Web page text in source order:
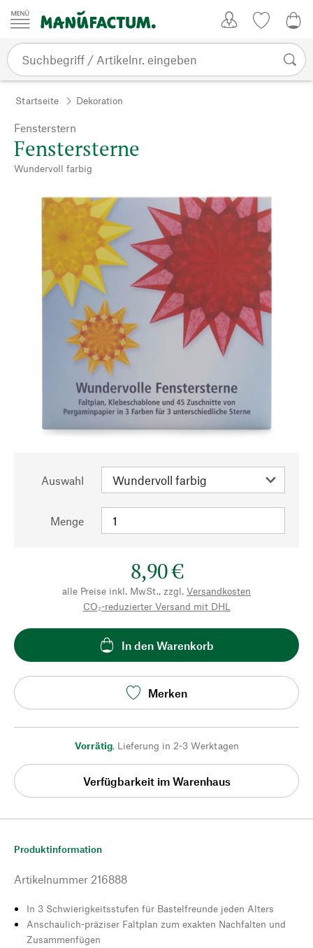
Zum Inhalt springen
Startseite Dekoration
Fensterstern
Fenstersterne
Wundervoll farbig
Auswahl
Menge
8,90 €
alle Preise inkl. MwSt., zzgl. Versandkosten
CO₂-reduzierter Versand mit DHL
In den Warenkorb
Merken
Vorrätig, Lieferung in 2-3 Werktagen
Verfügbarkeit im Warenhaus
Produktinformation
Artikelnummer 216888
In 3 Schwierigkeitsstufen für Bastelfreunde jeden Alters
Anschaulich-präziser Faltplan zum exakten Nachfalten und
Zusammenfügen